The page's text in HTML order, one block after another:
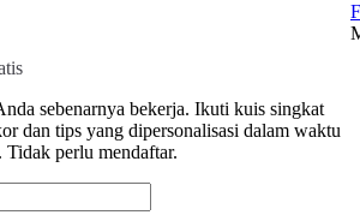
sebenarnya bekerja. Ikuti kuis singkat
dan tips yang dipersonalisasi dalam waktu
perlu mendaftar.